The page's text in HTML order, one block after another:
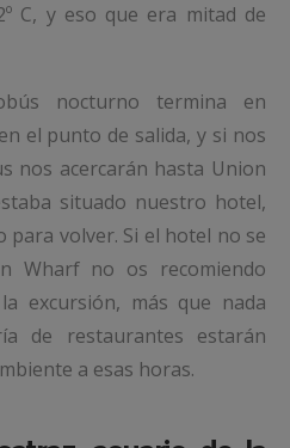
C, y eso que era mitad de
nocturno termina en
el punto de salida, y si nos
nos acercarán hasta Union
situado nuestro hotel,
para volver. Si el hotel no se
Wharf no os recomiendo
excursión, más que nada
de restaurantes estarán
a esas horas.